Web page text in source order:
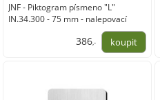
JNF - Piktogram písmeno "L"
IN.34.300 - 75 mm - nalepovací
386,-